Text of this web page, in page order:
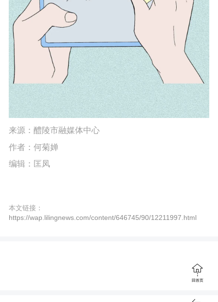
来源：醴陵市融媒体中心
作者：何菊婵
编辑：匡凤
本文链接：
https://wap.lilingnews.com/content/646745/90/12211997.html

回首页